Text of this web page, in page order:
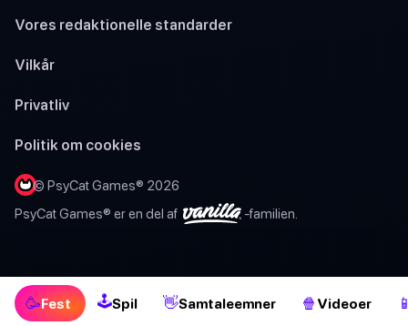
🥳Fest 🕹Spil 👋Samtaleemner 🍿 Videoer
Vores redaktionelle standarder
Vilkår
Privatliv
Politik om cookies
© PsyCat Games® 2026
PsyCat Games® er en del af
-familien.